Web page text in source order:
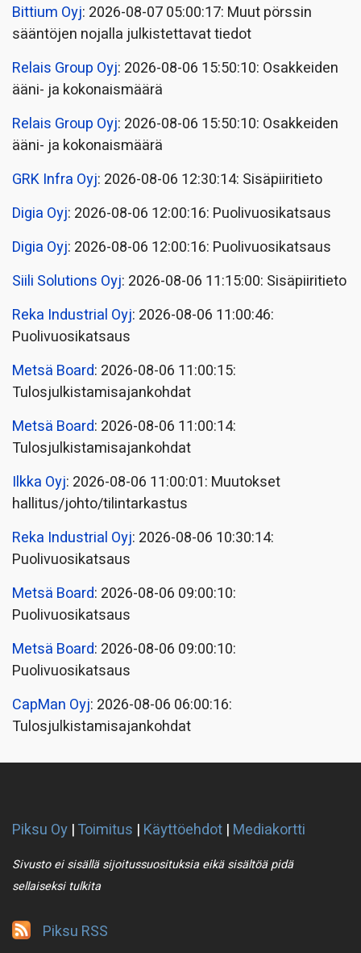
Bittium Oyj: 2026-08-07 05:00:17: Muut pörssin
sääntöjen nojalla julkistettavat tiedot
Relais Group Oyj: 2026-08-06 15:50:10: Osakkeiden
ääni- ja kokonaismäärä
Relais Group Oyj: 2026-08-06 15:50:10: Osakkeiden
ääni- ja kokonaismäärä
GRK Infra Oyj: 2026-08-06 12:30:14: Sisäpiiritieto
Digia Oyj: 2026-08-06 12:00:16: Puolivuosikatsaus
Digia Oyj: 2026-08-06 12:00:16: Puolivuosikatsaus
Siili Solutions Oyj: 2026-08-06 11:15:00: Sisäpiiritieto
Reka Industrial Oyj: 2026-08-06 11:00:46:
Puolivuosikatsaus
Metsä Board: 2026-08-06 11:00:15:
Tulosjulkistamisajankohdat
Metsä Board: 2026-08-06 11:00:14:
Tulosjulkistamisajankohdat
Ilkka Oyj: 2026-08-06 11:00:01: Muutokset
hallitus/johto/tilintarkastus
Reka Industrial Oyj: 2026-08-06 10:30:14:
Puolivuosikatsaus
Metsä Board: 2026-08-06 09:00:10:
Puolivuosikatsaus
Metsä Board: 2026-08-06 09:00:10:
Puolivuosikatsaus
CapMan Oyj: 2026-08-06 06:00:16:
Tulosjulkistamisajankohdat
Piksu Oy |Toimitus | Käyttöehdot | Mediakortti
Sivusto ei sisällä sijoitussuosituksia eikä sisältöä pidä
sellaiseksi tulkita
Piksu RSS